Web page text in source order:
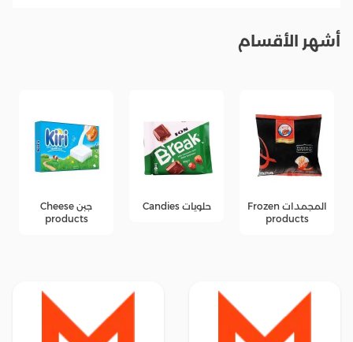
أشهر الأقسام
المجمدات Frozen
products
حلويات Candies
جبن Cheese
products